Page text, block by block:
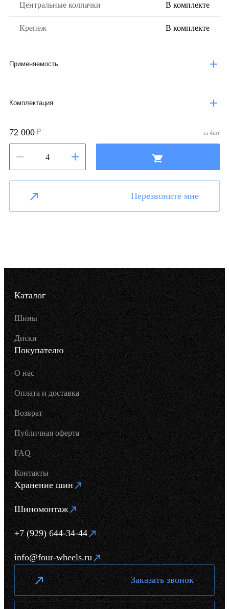
Центральные колпачки В комплекте
Крепеж В комплекте
Применяемость
Комплектация
72 000 за 4шт
Перезвоните мне
Каталог
Шины
Диски
Покупателю
О нас
Оплата и доставка
Возврат
Публичная оферта
FAQ
Контакты
Хранение шин
Шиномонтаж
+7 (929) 644-34-44
info@four-wheels.ru
Заказать звонок